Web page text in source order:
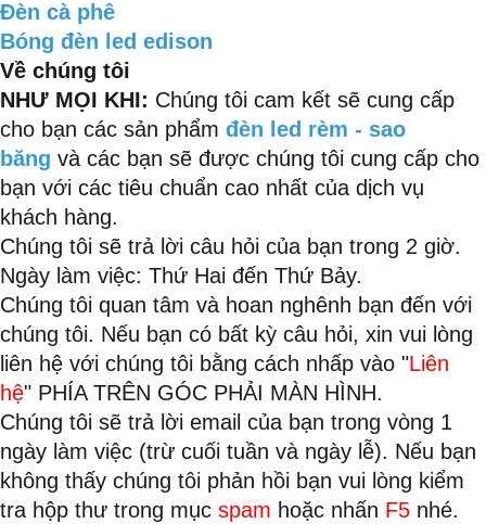
Đèn cà phê
Bóng đèn led edison
Về chúng tôi
NHƯ MỌI KHI: Chúng tôi cam kết sẽ cung cấp
cho bạn các sản phẩm đèn led rèm - sao
băng và các bạn sẽ được chúng tôi cung cấp cho
bạn với các tiêu chuẩn cao nhất của dịch vụ
khách hàng.
Chúng tôi sẽ trả lời câu hỏi của bạn trong 2 giờ.
Ngày làm việc: Thứ Hai đến Thứ Bảy.
Chúng tôi quan tâm và hoan nghênh bạn đến với
chúng tôi. Nếu bạn có bất kỳ câu hỏi, xin vui lòng
liên hệ với chúng tôi bằng cách nhấp vào "Liên
hệ" PHÍA TRÊN GÓC PHẢI MÀN HÌNH.
Chúng tôi sẽ trả lời email của bạn trong vòng 1
ngày làm việc (trừ cuối tuần và ngày lễ). Nếu bạn
không thấy chúng tôi phản hồi bạn vui lòng kiểm
tra hộp thư trong mục spam hoặc nhấn F5 nhé.